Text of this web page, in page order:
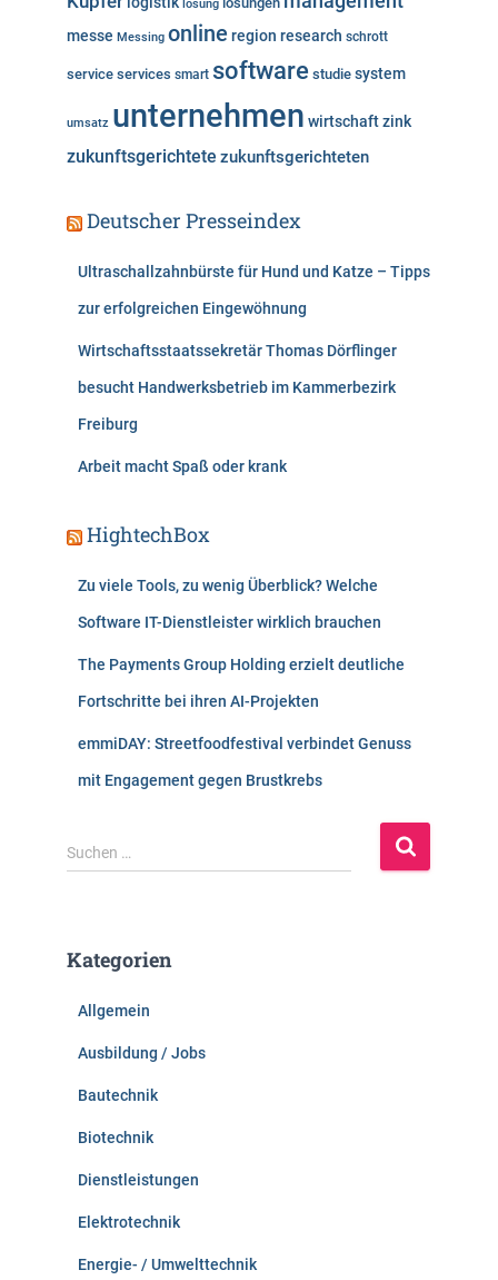
lösung
messe Messing online region research schrott
service services smart software studie system
umsatz unternehmen wirtschaftzink
zukunftsgerichtete zukunftsgerichteten
Deutscher Presseindex
Ultraschallzahnbürste für Hund und Katze – Tipps
zur erfolgreichen Eingewöhnung
Wirtschaftsstaatssekretär Thomas Dörflinger
besucht Handwerksbetrieb im Kammerbezirk
Freiburg
Arbeit macht Spaß oder krank
HightechBox
Zu viele Tools, zu wenig Überblick? Welche
Software IT-Dienstleister wirklich brauchen
The Payments Group Holding erzielt deutliche
Fortschritte bei ihren AI-Projekten
emmiDAY: Streetfoodfestival verbindet Genuss
mit Engagement gegen Brustkrebs
S
u
n
Suchen …
Kategorien
Allgemein
Ausbildung / Jobs
Bautechnik
Biotechnik
Dienstleistungen
Elektrotechnik
Energie- / Umwelttechnik